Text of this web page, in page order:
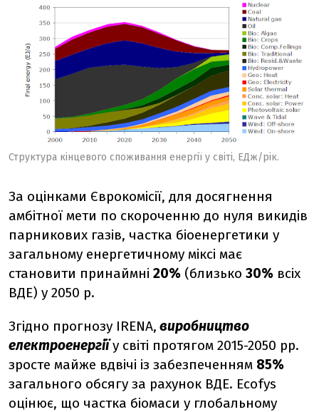
Структура кінцевого споживання енергії у світі, ЕДж/рік.
За оцінками Єврокомісії, для досягнення
амбітної мети по скороченню до нуля викидів
парникових газів, частка біоенергетики у
загальному енергетичному міксі має
становити принаймні 20% (близько 30% всіх
ВДЕ) у 2050 р.
Згідно прогнозу IRENA, виробництво
електроенергіїу світі протягом 2015-2050 рр.
зросте майже вдвічі із забезпеченням 85%
загального обсягу за рахунок ВДЕ. Ecofys
оцінює, що частка біомаси у глобальному